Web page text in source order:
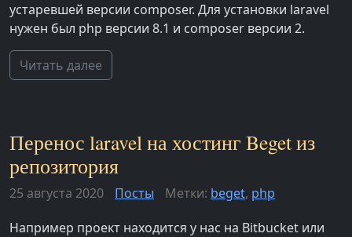
устаревшей версии composer. Для установки laravel
нужен был php версии 8.1 и composer версии 2.
Читать далее
Перенос laravel на хостинг Beget из
репозитория
25 августа 2020 Посты Метки: beget, php
Например проект находится у нас на Bitbucket или